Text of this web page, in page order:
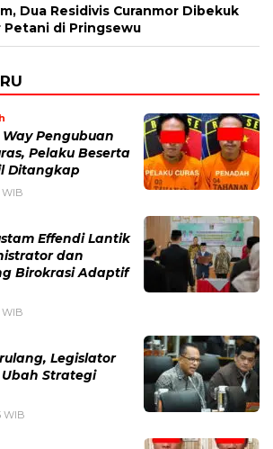
Dua Residivis Curanmor Dibekuk
Petani di Pringsewu
Way Pengubuan
Pelaku Beserta
Ditangkap
WIB
Effendi Lantik
dan
Birokrasi Adaptif
WIB
Legislator
Strategi
WIB